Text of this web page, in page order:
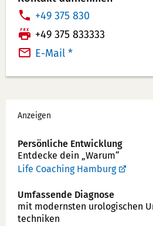
T
e
l
f
n
u
m
m
e
r:
+49 375 830
F
a
+49 375 833333
E-Mail *
Werbung
Anzeigen
Persönliche Entwicklung
Entdecke dein „Warum“
Life Coaching Hamburg
Umfassende Diagnose
mit modernsten uro­logischen
techniken